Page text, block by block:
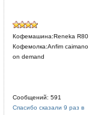
Кофемашина:Reneka R80
Кофемолка:Anfim caimano
on demand
Сообщений: 591
Спасибо сказали 9 раз в